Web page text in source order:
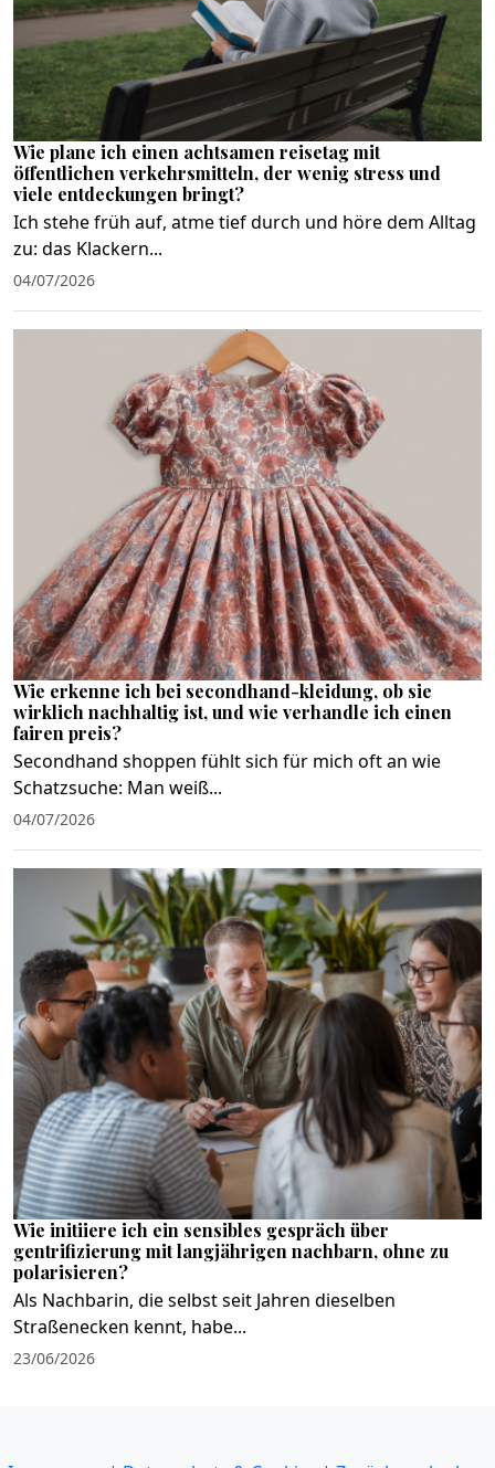
Wie plane ich einen achtsamen reisetag mit
öffentlichen verkehrsmitteln, der wenig stress und
viele entdeckungen bringt?
Ich stehe früh auf, atme tief durch und höre dem Alltag
zu: das Klackern...
04/07/2026
Wie erkenne ich bei secondhand-kleidung, ob sie
wirklich nachhaltig ist, und wie verhandle ich einen
fairen preis?
Secondhand shoppen fühlt sich für mich oft an wie
Schatzsuche: Man weiß...
04/07/2026
Wie initiiere ich ein sensibles gespräch über
gentrifizierung mit langjährigen nachbarn, ohne zu
polarisieren?
Als Nachbarin, die selbst seit Jahren dieselben
Straßenecken kennt, habe...
23/06/2026